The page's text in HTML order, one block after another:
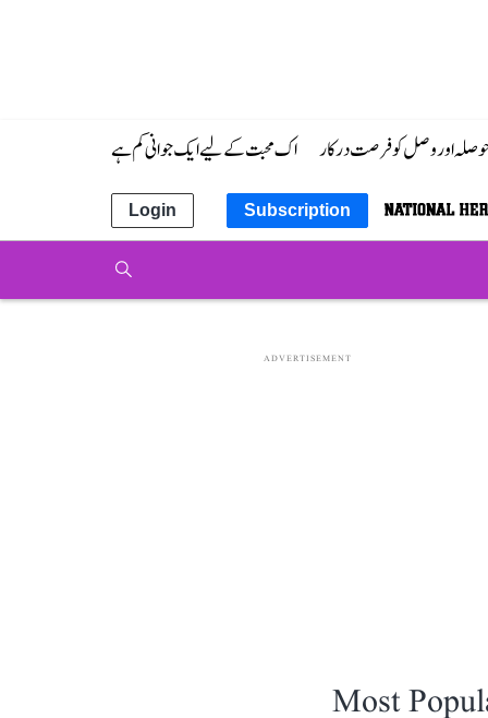
حوصلہ اور وصل کو فرصت درکار اک محبت کے لیے ایک جوانی کم ہے
Subscription
Login
ADVERTISEMENT
Most